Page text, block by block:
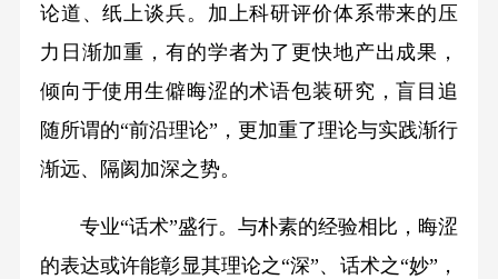
论道、纸上谈兵。加上科研评价体系带来的压
力日渐加重，有的学者为了更快地产出成果，
倾向于使用生僻晦涩的术语包装研究，盲目追
随所谓的“前沿理论”，更加重了理论与实践渐行
渐远、隔阂加深之势。
专业“话术”盛行。与朴素的经验相比，晦涩
的表达或许能彰显其理论之“深”、话术之“妙”，